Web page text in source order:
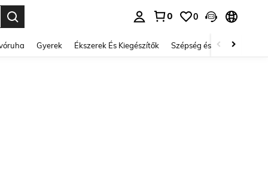
0 0
Gyerek Ékszerek És Kiegészítők Szépség és egészség